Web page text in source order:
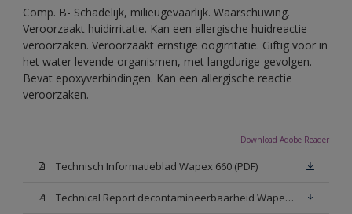
Comp. B- Schadelijk, milieugevaarlijk. Waarschuwing.
Veroorzaakt huidirritatie. Kan een allergische huidreactie
veroorzaken. Veroorzaakt ernstige oogirritatie. Giftig voor in
het water levende organismen, met langdurige gevolgen.
Bevat epoxyverbindingen. Kan een allergische reactie
veroorzaken.
Download Adobe Reader
Technisch Informatieblad Wapex 660 (PDF)
Technical Report decontamineerbaarheid Wapex 660